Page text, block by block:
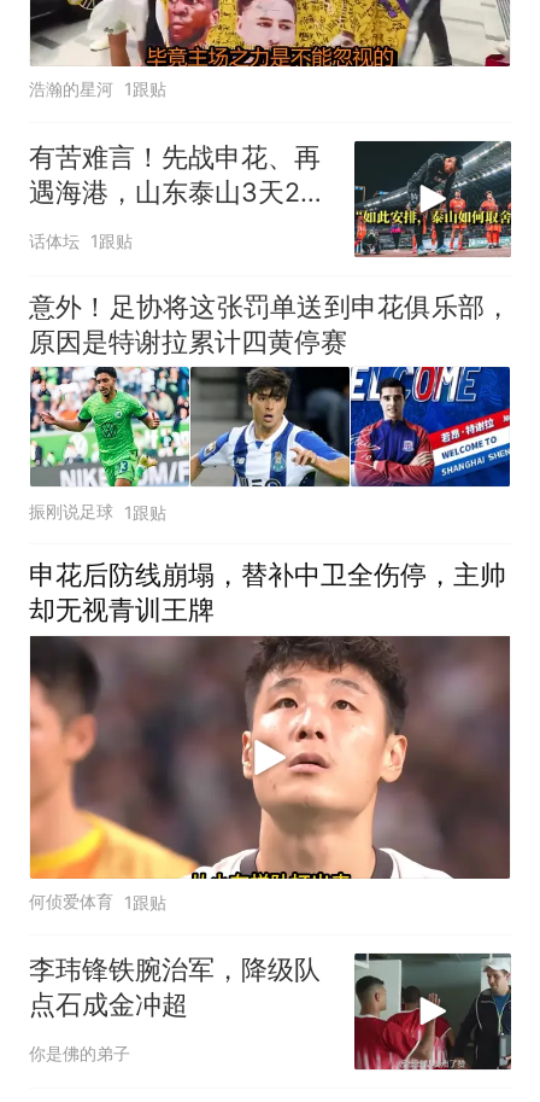
浩瀚的星河 1跟贴
有苦难言！先战申花、再
遇海港，山东泰山3天2
战：谨防双线败北
话体坛 1跟贴
意外！足协将这张罚单送到申花俱乐部，
原因是特谢拉累计四黄停赛
振刚说足球 1跟贴
申花后防线崩塌，替补中卫全伤停，主帅
却无视青训王牌
何侦爱体育 1跟贴
李玮锋铁腕治军，降级队
点石成金冲超
你是佛的弟子